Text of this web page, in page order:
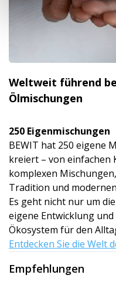
Weltweit führend
Ölmischungen
250 Eigenmischun­gen
BEWIT hat 250 eigene
kreiert – von einfachen
komplexen
Tradition und
Es geht nicht nur um
eigene Entwicklung
Ökosystem für den
Entdecken Sie die Welt
Empfehlungen